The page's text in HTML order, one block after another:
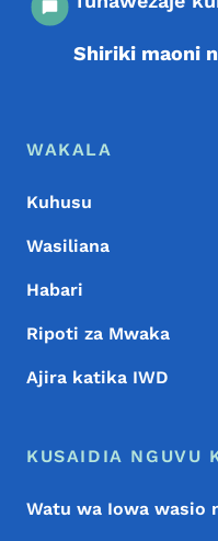
Shiriki maoni
Menyu ya Chini
Footer
WAKALA
Kuhusu
Wasiliana
Habari
Ripoti za Mwaka
Ajira katika IWD
KUSAIDIA NGUVU
Watu wa Iowa wasio